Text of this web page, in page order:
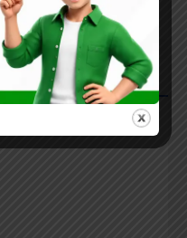
Masyarakat
KE-69